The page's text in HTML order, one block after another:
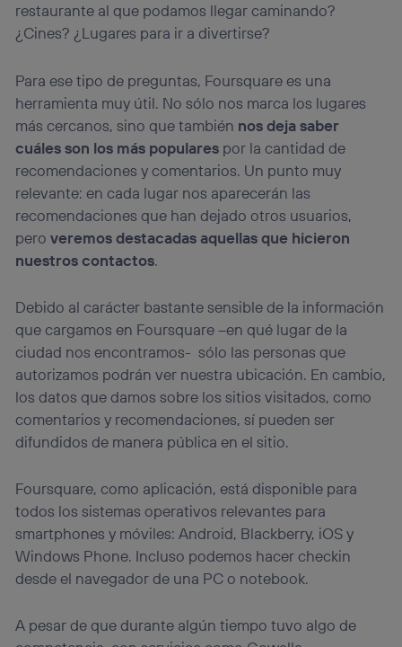
restaurante al que podamos llegar caminando?
¿Cines? ¿Lugares para ir a divertirse?
Para ese tipo de preguntas, Foursquare es una
herramienta muy útil. No sólo nos marca los lugares
más cercanos, sino que también nos deja saber
cuáles son los más populares por la cantidad de
recomendaciones y comentarios. Un punto muy
relevante: en cada lugar nos aparecerán las
recomendaciones que han dejado otros usuarios,
peroveremos destacadas aquellas que hicieron
nuestros contactos.
Debido al carácter bastante sensible de la información
que cargamos en Foursquare –en qué lugar de la
ciudad nos encontramos- sólo las personas que
autorizamos podrán ver nuestra ubicación. En cambio,
los datos que damos sobre los sitios visitados, como
comentarios y recomendaciones, sí pueden ser
difundidos de manera pública en el sitio.
Foursquare, como aplicación, está disponible para
todos los sistemas operativos relevantes para
smartphones y móviles: Android, Blackberry, iOS y
Windows Phone. Incluso podemos hacer checkin
desde el navegador de una PC o notebook.
A pesar de que durante algún tiempo tuvo algo de